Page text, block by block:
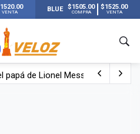
VENTA BLUE $1505.00
COMPRA
$1525.00
VENTA
papá de Lionel Messi